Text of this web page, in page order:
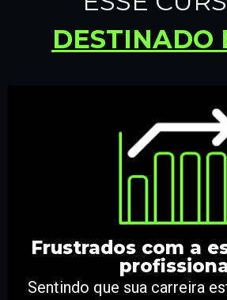
DESTINADO
Frustrados com a
Sentindo que sua carreira